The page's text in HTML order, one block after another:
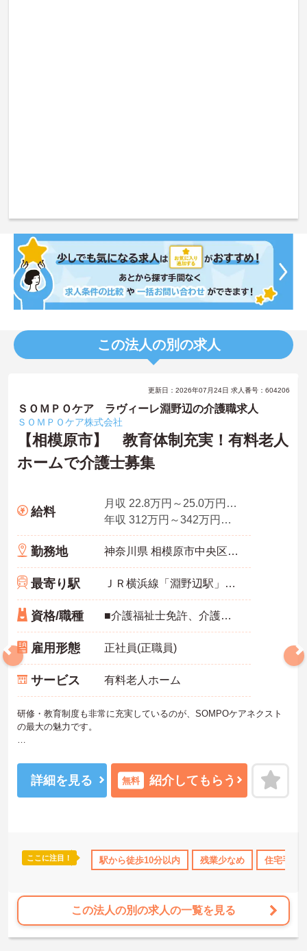
この法人の別の求人
所・育児補助 無資格OK 年間休日110日以上 ブランクOK
更新日：2026年07月24日 求人番号：604206
ＳＯＭＰＯケア ラヴィーレ淵野辺の介護職求人
ＳＯＭＰＯケア株式会社
【相模原市】 教育体制充実！有料老人
ホームで介護士募集
給料
月収 22.8万円～25.0万円※諸手当込み
年収 312万円～342万円程度（賞与2回想定）
勤務地 神奈川県 相模原市中央区 淵野辺3-2-24
最寄り駅 ＪＲ横浜線「淵野辺駅」徒歩5分
資格/職種 ■介護福祉士免許、介護職員初任者研修修了（ヘルパー2級）以上 ※資格見込みの方も可
雇用形態 正社員(正職員)
サービス 有料老人ホーム
研修・教育制度も非常に充実しているのが、SOMPOケアネクスト
の最大の魅力です。
勢が完備されています。2016年4月に東京都港区の本社近くに「研
修センター」がOPEN！模擬施設となっており、全職種共通でリア
ルな研修が受けられます。このような取り組みも業界では非常にめ
詳細を見る 無料 紹介してもらう
ここに注目！ 駅から徒歩10分以内 残業少なめ 住宅手当
この法人の別の求人の一覧を見る